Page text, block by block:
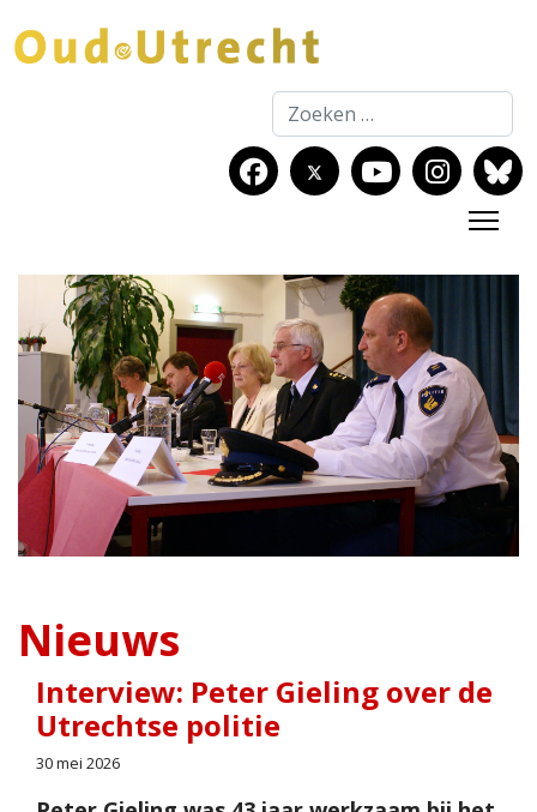
Zoeken
Nieuws
Interview: Peter Gieling over de
Utrechtse politie
30 mei 2026